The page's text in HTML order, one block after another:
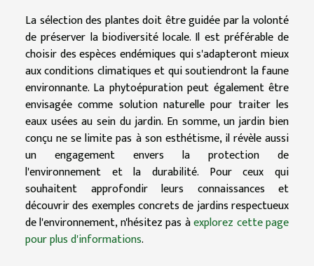
La sélection des plantes doit être guidée par la volonté
de préserver la biodiversité locale. Il est préférable de
choisir des espèces endémiques qui s'adapteront mieux
aux conditions climatiques et qui soutiendront la faune
environnante. La phytoépuration peut également être
envisagée comme solution naturelle pour traiter les
eaux usées au sein du jardin. En somme, un jardin bien
conçu ne se limite pas à son esthétisme, il révèle aussi
un engagement envers la protection de
l'environnement et la durabilité. Pour ceux qui
souhaitent approfondir leurs connaissances et
découvrir des exemples concrets de jardins respectueux
de l'environnement, n'hésitez pas àexplorez cette page
pour plus d'informations.